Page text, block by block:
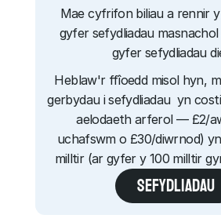
Mae cyfrifon biliau a rennir
gyfer sefydliadau masnachol
gyfer sefydliadau
Heblaw'r ffîoedd misol hyn,
gerbydau i sefydliadau  yn
aelodaeth arferol — £2/
uchafswm o £30/diwrnod)
milltir (ar gyfer y 100 milltir
SEFYDLIADAU